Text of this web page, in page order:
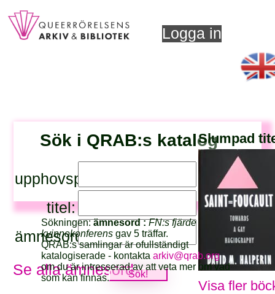
Logga in
Sök i QRAB:s katalog
upphovsperson:
titel:
ämnesord:
Se alla ämnesord
Slumpad
Visa fler
Sökningen:ämnesord :FN:s fjärde
kvinnokonferens gav 5 träffar.
QRAB:s samlingar är ofullständigt
katalogiserade - kontaktaarkiv@qrab.org
om du är intresserad av att veta mer om vad
som kan finnas.